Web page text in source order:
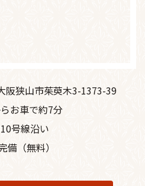
阪狭山市茱萸木3-1373-39
お車で約7分
号線沿い
備（無料）